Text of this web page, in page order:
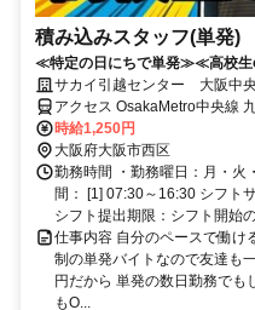
積み込みスタッフ(単発)
≪特定の日にちで単発≫≪高校
ト♪時給1250円で稼げる!!
サカイ引越センター 大阪中
アクセス OsakaMetro中央線
なんば線/近鉄奈良線 九条（大
線/近鉄奈良線 西九条JR連絡
時給1,250円
大阪府大阪市西区
勤務時間 ・勤務曜日：月・火
間： [1] 07:30～16:30 シフト
シフト提出期限：シフト開始
仕事内容 自分のペースで働け
制の単発バイトなので友達も
円だから 単発の数日勤務でも
もO...